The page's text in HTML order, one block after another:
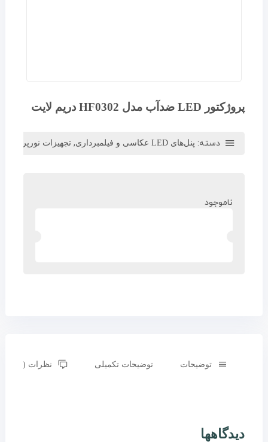
پروژکتور LED ضدآب مدل HF0302 دریم لایت
دسته: پنل‌های LED عکاسی و فیلمبرداری , تجهیزات نورپردازی
ناموجود
توضیحات توضیحات تکمیلی نظرات (0)
دیدگاهها